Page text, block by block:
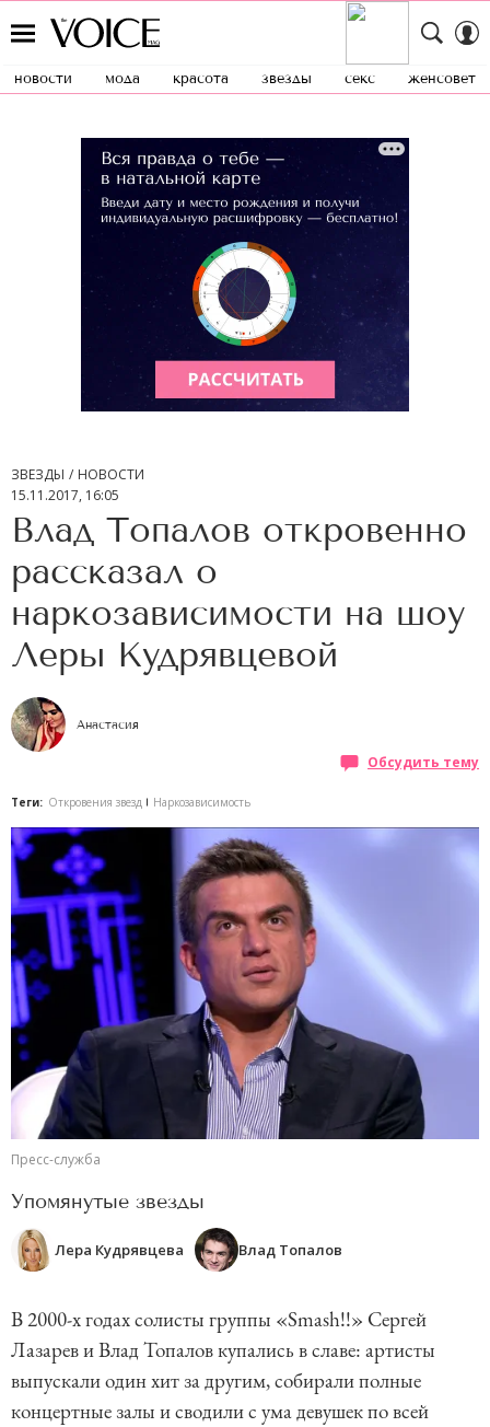
новости мода красота звезды секс женсовет
ЗВЕЗДЫ
НОВОСТИ
15.11.2017, 16:05
Влад Топалов откровенно
рассказал о
наркозависимости на шоу
Леры Кудрявцевой
Анастасия
Обсудить тему
Теги: Откровения звезд Наркозависимость
Пресс-служба
Упомянутые звезды
Лера Кудрявцева Влад Топалов
В 2000-х годах солисты группы «Smash!!» Сергей
Лазарев и Влад Топалов купались в славе: артисты
выпускали один хит за другим, собирали полные
концертные залы и сводили с ума девушек по всей